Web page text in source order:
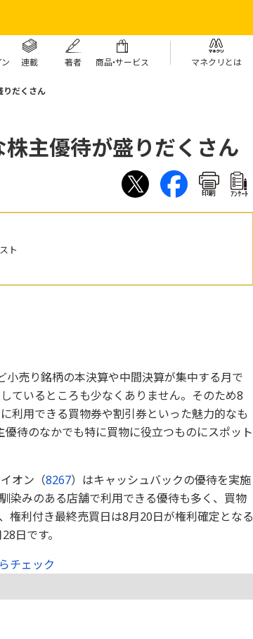
連載 著者 商品・サービス マネクリとは
りだくさん
主優待が盛りだくさん
印刷 ｱﾝｹｰﾄ
ト
売り銘柄の本決算や中間決算が集中する月で
ているところも少なくありません。そのため8
利用できる買物券や割引券といった魅力的なも
待のなかでも特に買物に役立つものにスポット
オン（8267）はキャッシュバックの優待を実施
染みのある店舗で利用できる優待も多く、買物
権利付き最終売買日は8月20日が権利確定となる
日です。
チェック